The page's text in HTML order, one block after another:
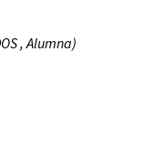
, Alumna)